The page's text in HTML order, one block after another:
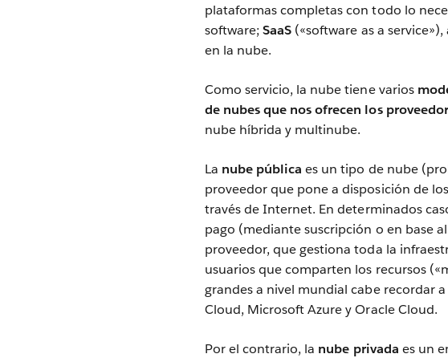
plataformas completas con todo lo
software;SaaS («software as a
en la nube.
Como servicio, la nube tiene varios
de nubes que nos ofrecen los
nube híbrida y multinube.
La nube públicaes un tipo de nube
proveedor que pone a disposición de
través de Internet. En determinados
pago (mediante suscripción o en base
proveedor, que gestiona toda la
usuarios que comparten los recursos
grandes a nivel mundial cabe recordar
Cloud, Microsoft Azure y Oracle Cloud.
Por el contrario, la nube privada es un